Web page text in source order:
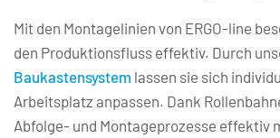
Mit den Montagelinien von ERGO-line
Baukastensystem lassen sie sich
Arbeitsplatz anpassen. Dank
Abfolge- und Montageprozesse effektiv